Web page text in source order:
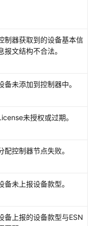
制器获取到的设备基本信
报文结构不合法。
备未添加到控制器中。
未授权或过期。
配控制器节点失败。
备未上报设备款型。
备上报的设备款型与ESN